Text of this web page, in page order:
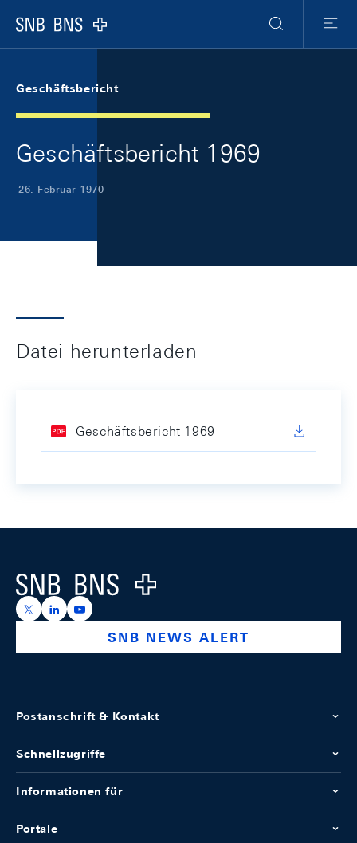
Logo
Suche
Menu
Geschäftsbericht
Geschäftsbericht 1969
26. Februar 1970
Datei herunterladen
Geschäftsbericht 1969
Logo
https://x.com/snb_bns
https://ch.linkedin.com/company/swiss-national-
https://www.youtube.com/@swissnationalbank
SNB NEWS ALERT
Postanschrift & Kontakt
Schnellzugriffe
Informationen für
Portale